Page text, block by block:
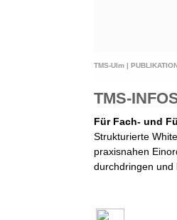
TMS-Ulm |
TMS-
Für Fach- und
Strukturierte
praxisnahen
durchdringen und